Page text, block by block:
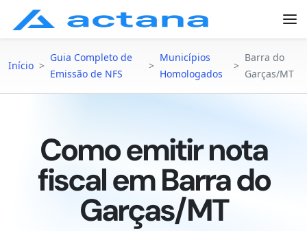
Início >
Guia Completo de
Emissão de NFS
>
Municípios
Homologados
>
Barra do
Garças/MT
Como emitir nota
fiscal em Barra do
Garças/MT